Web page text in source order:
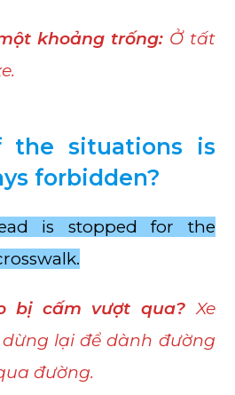
khoảng trống: Ở tất
the situations is
forbidden?
is stopped for the
bị cấm vượt qua? Xe
lại để dành đường
đường.